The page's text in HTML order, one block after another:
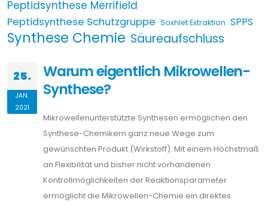
Peptidsynthese Merrifield
Peptidsynthese Schutzgruppe Soxhlet Extraktion SPPS
Synthese Chemie Säureaufschluss
25.
JAN.
2021
Warum eigentlich Mikrowellen-
Synthese?
Mikrowellenunterstützte Synthesen ermöglichen den
Synthese-Chemikern ganz neue Wege zum
gewünschten Produkt (Wirkstoff). Mit einem Höchstmaß
an Flexibilität und bisher nicht vorhandenen
Kontrollmöglichkeiten der Reaktionsparameter
ermöglicht die Mikrowellen-Chemie ein direktes